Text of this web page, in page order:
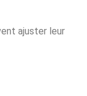
ajuster leur